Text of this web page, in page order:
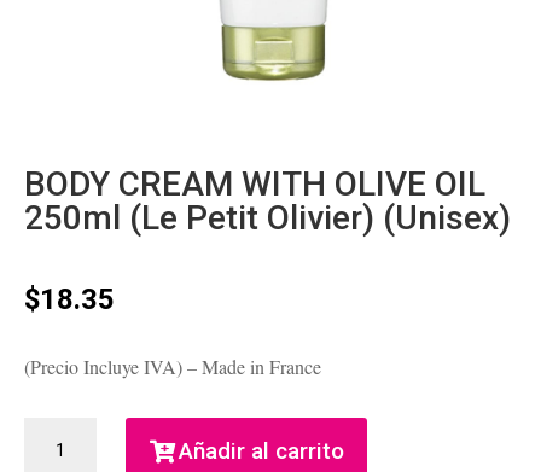
BODY CREAM WITH OLIVE OIL
250ml (Le Petit Olivier) (Unisex)
$18.35
(Precio Incluye IVA) – Made in France
CREAM
Añadir al carrito